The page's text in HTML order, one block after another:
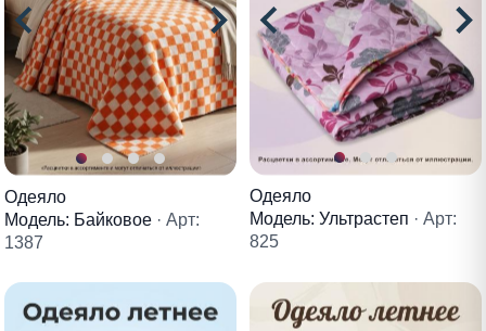
Одеяло
Модель: Байковое · Арт:
1387
Одеяло
Модель: Ультрастеп · Арт:
825